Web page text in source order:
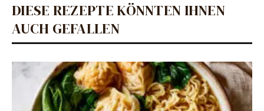
DIESE REZEPTE KÖNNTEN IHNEN
AUCH GEFALLEN